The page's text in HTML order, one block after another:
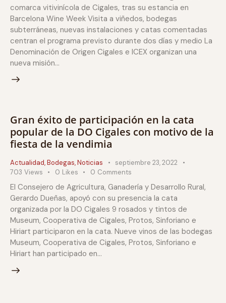
comarca vitivinícola de Cigales, tras su estancia en
Barcelona Wine Week Visita a viñedos, bodegas
subterráneas, nuevas instalaciones y catas comentadas
centran el programa previsto durante dos días y medio La
Denominación de Origen Cigales e ICEX organizan una
nueva misión…
Gran éxito de participación en la cata
popular de la DO Cigales con motivo de la
fiesta de la vendimia
Actualidad,Bodegas,Noticias
septiembre 23, 2022
703 Views 0 Likes 0 Comments
El Consejero de Agricultura, Ganadería y Desarrollo Rural,
Gerardo Dueñas, apoyó con su presencia la cata
organizada por la DO Cigales 9 rosados y tintos de
Museum, Cooperativa de Cigales, Protos, Sinforiano e
Hiriart participaron en la cata. Nueve vinos de las bodegas
Museum, Cooperativa de Cigales, Protos, Sinforiano e
Hiriart han participado en…